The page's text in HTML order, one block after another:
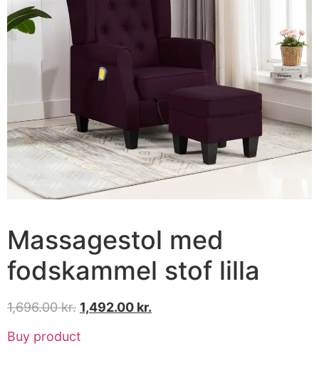
Massagestol med
fodskammel stof lilla
1,696.00kr. 1,492.00 kr.
Buy product